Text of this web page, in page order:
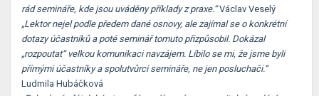
rád semináře, kde jsou uváděny příklady z praxe.“Václav Veselý
„Lektor nejel podle předem dané osnovy, ale zajímal se o konkrétní
dotazy účastníků a poté seminář tomuto přizpůsobil. Dokázal
„rozpoutat“ velkou komunikaci navzájem. Líbilo se mi, že jsme byli
přímými účastníky a spolutvůrci semináře, ne jen posluchači.“
Ludmila Hubáčková